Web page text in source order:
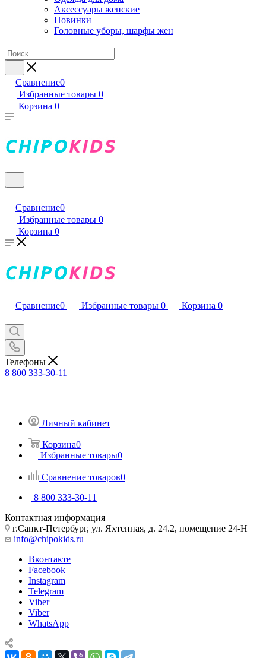
Аксессуары женские
Новинки
Головные уборы, шарфы жен
Сравнение0
Избранные товары 0
Корзина 0
Сравнение0
Избранные товары 0
Корзина 0
Сравнение0 Избранные товары 0 Корзина 0
Телефоны
8 800 333-30-11
Личный кабинет
Корзина0
Избранные товары0
Сравнение товаров0
8 800 333-30-11
Контактная информация
г.Санкт-Петербург, ул. Яхтенная, д. 24.2, помещение 24-Н
info@chipokids.ru
Вконтакте
Facebook
Instagram
Telegram
Viber
Viber
WhatsApp